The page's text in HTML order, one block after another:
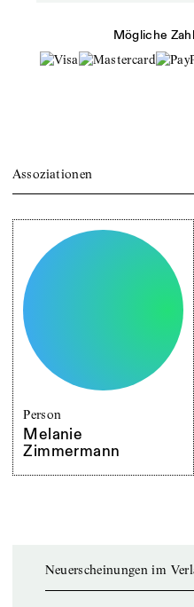
Mögliche
Assoziationen
Person
Melanie
Zimmermann
Neuerscheinungen im